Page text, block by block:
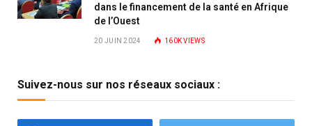
dans le financement de la santé en Afrique
de l’Ouest
20 JUIN 2024 160KVIEWS
Suivez-nous sur nos réseaux sociaux :